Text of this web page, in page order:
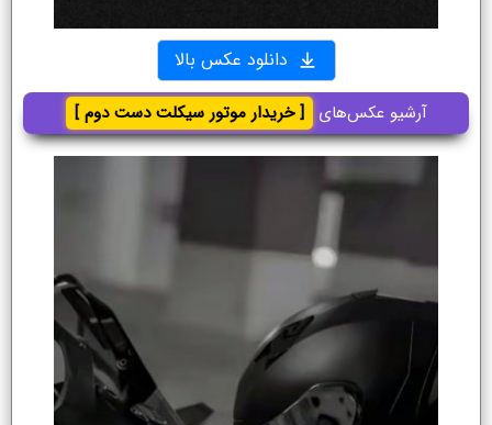
دانلود عکس بالا
آرشیو عکس‌های [ خریدار موتور سیکلت دست دوم ]